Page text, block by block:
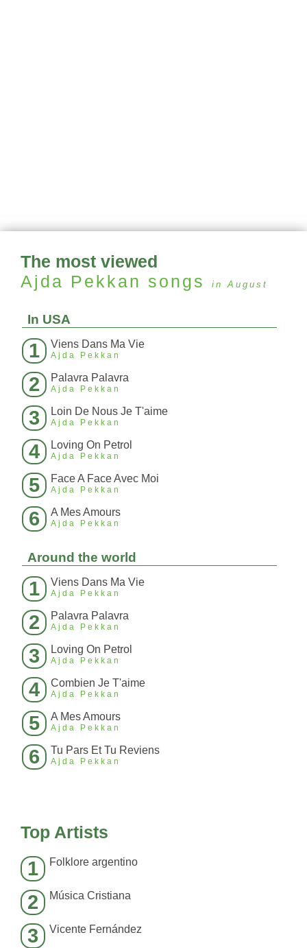
The most viewed
Ajda Pekkan songs in August
In USA
1 Viens Dans Ma Vie
Ajda Pekkan
2 Palavra Palavra
Ajda Pekkan
3 Loin De Nous Je T'aime
Ajda Pekkan
4 Loving On Petrol
Ajda Pekkan
5 Face A Face Avec Moi
Ajda Pekkan
6 A Mes Amours
Ajda Pekkan
Around the world
1 Viens Dans Ma Vie
Ajda Pekkan
2 Palavra Palavra
Ajda Pekkan
3 Loving On Petrol
Ajda Pekkan
4 Combien Je T'aime
Ajda Pekkan
5 A Mes Amours
Ajda Pekkan
6 Tu Pars Et Tu Reviens
Ajda Pekkan
Top Artists
1 Folklore argentino
2 Música Cristiana
3 Vicente Fernández